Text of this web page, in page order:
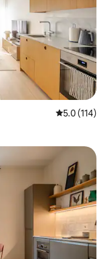
Calificación
5.0 (114)